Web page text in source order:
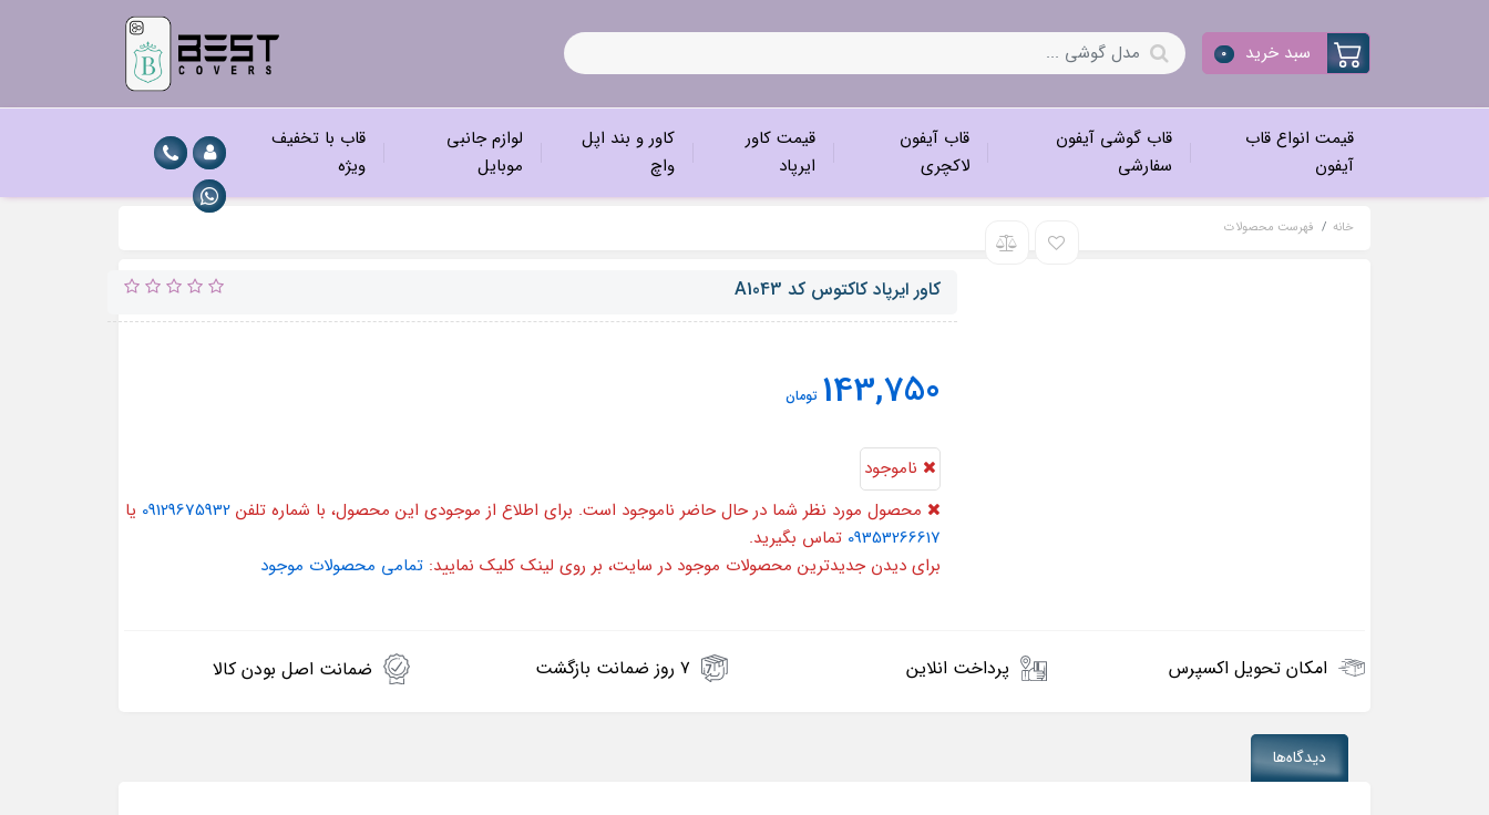
سبد خرید 0
قیمت انواع قاب
آیفون
قاب گوشی آیفون
سفارشی
قاب آیفون
لاکچری
قیمت کاور
ایرپاد
کاور و بند اپل
واچ
لوازم جانبی
موبایل
قاب با تخفیف
ویژه
خانه فهرست محصولات
کاور ایرپاد کاکتوس کد A1043
143,750 تومان
ناموجود
محصول مورد نظر شما در حال حاضر ناموجود است. برای اطلاع از موجودی این محصول، با شماره تلفن09129675932 یا
09353266617 تماس بگیرید.
برای دیدن جدیدترین محصولات موجود در سایت، بر روی لینک کلیک نمایید:تمامی محصولات موجود
امکان تحویل اکسپرس پرداخت انلاین ۷ روز ضمانت بازگشت ضمانت اصل بودن کالا
دیدگاه‌ها